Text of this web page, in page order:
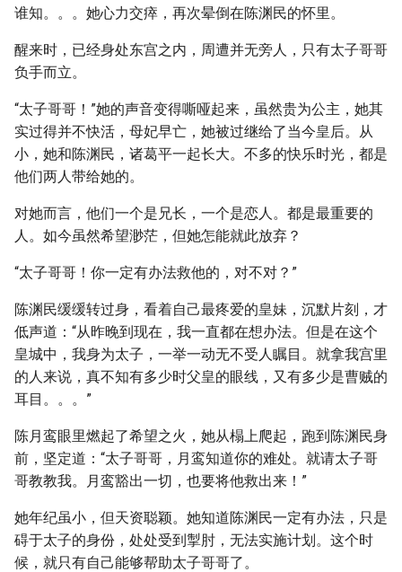
谁知。。。她心力交瘁，再次晕倒在陈渊民的怀里。
醒来时，已经身处东宫之内，周遭并无旁人，只有太子哥哥
负手而立。
“太子哥哥！”她的声音变得嘶哑起来，虽然贵为公主，她其
实过得并不快活，母妃早亡，她被过继给了当今皇后。从
小，她和陈渊民，诸葛平一起长大。不多的快乐时光，都是
他们两人带给她的。
对她而言，他们一个是兄长，一个是恋人。都是最重要的
人。如今虽然希望渺茫，但她怎能就此放弃？
“太子哥哥！你一定有办法救他的，对不对？”
陈渊民缓缓转过身，看着自己最疼爱的皇妹，沉默片刻，才
低声道：“从昨晚到现在，我一直都在想办法。但是在这个
皇城中，我身为太子，一举一动无不受人瞩目。就拿我宫里
的人来说，真不知有多少时父皇的眼线，又有多少是曹贼的
耳目。。。”
陈月鸾眼里燃起了希望之火，她从榻上爬起，跑到陈渊民身
前，坚定道：“太子哥哥，月鸾知道你的难处。就请太子哥
哥教教我。月鸾豁出一切，也要将他救出来！”
她年纪虽小，但天资聪颖。她知道陈渊民一定有办法，只是
碍于太子的身份，处处受到掣肘，无法实施计划。这个时
候，就只有自己能够帮助太子哥哥了。